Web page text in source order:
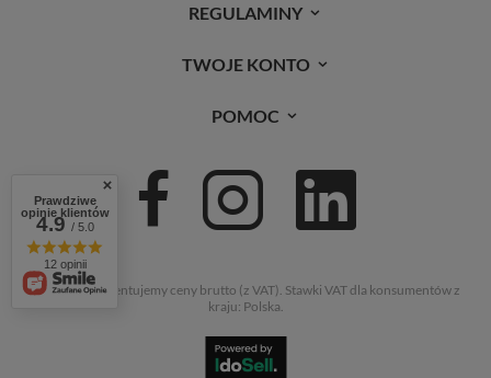
REGULAMINY
TWOJE KONTO
POMOC
W sklepie prezentujemy ceny brutto (z VAT). Stawki VAT dla konsumentów z
kraju: Polska
Prawdziwe
opinie klientów
4.9/ 5.0
12 opinii